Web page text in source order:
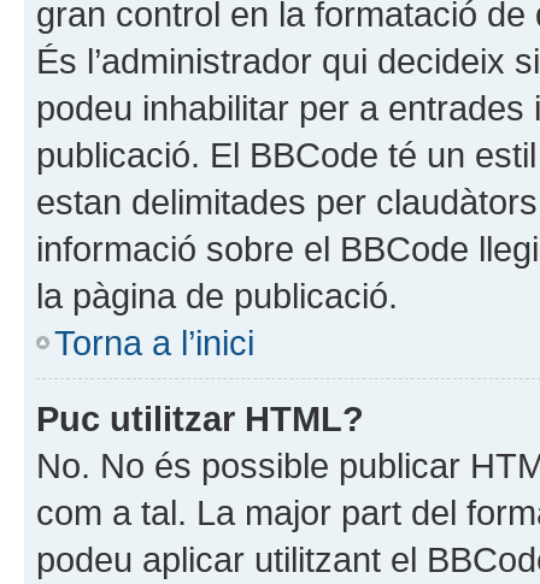
gran control en la formatació de
És l’administrador qui decideix
podeu inhabilitar per a
publicació. El BBCode té un
estan delimitades per
informació sobre el BBCode
la pàgina de publicació.
Torna a l’inici
Puc utilitzar HTML?
No. No és possible publicar
com a tal. La major part del
podeu aplicar utilitzant el